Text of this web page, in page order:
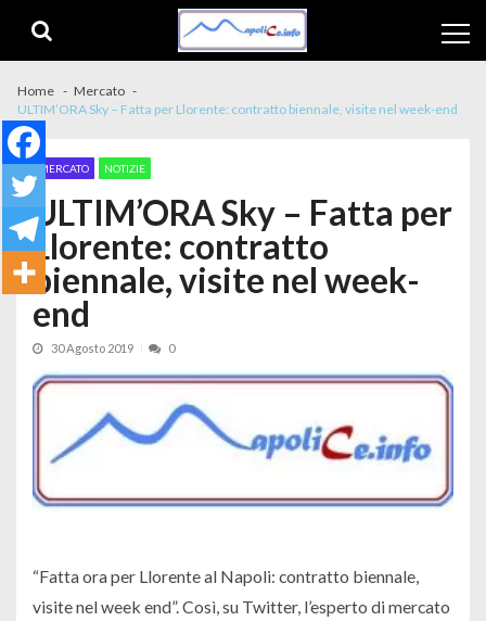
Home
Mercato
ULTIM’ORA Sky – Fatta per Llorente: contratto biennale, visite nel week-end
MERCATO NOTIZIE
ULTIM’ORA Sky – Fatta per
Llorente: contratto
biennale, visite nel week-
end
30 Agosto 2019 0
“Fatta ora per Llorente al Napoli: contratto biennale,
visite nel week end”. Così, su Twitter, l’esperto di mercato